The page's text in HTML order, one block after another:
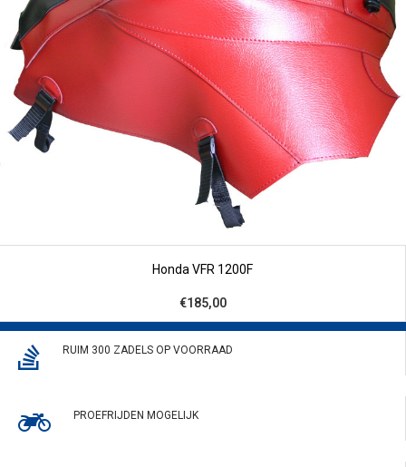
Honda VFR 1200F
€185,00
RUIM 300 ZADELS OP VOORRAAD
PROEFRIJDEN MOGELIJK